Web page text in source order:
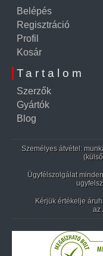
Belépés
Regisztráció
Profil
Kosár
Tartalom
Szerzők
Gyártók
Blog
Személyes átvétel:
Ügyfélszolgálat
Kérjük értékelje
az